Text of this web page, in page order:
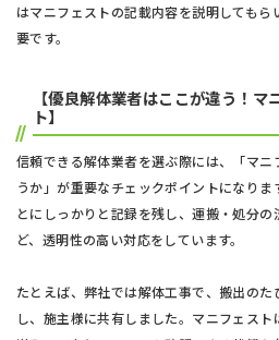
はマニフェストの記載内容を説明しても
要です。
【優良解体業者はここが違う！
ト】
信頼できる解体業者を選ぶ際には、「マ
うか」が重要なチェックポイントになり
とにしっかりと記録を残し、運搬・処分
ど、透明性の高い対応をしています。
たとえば、弊社では解体工事で、搬出の
し、施主様に共有しました。マニフェス